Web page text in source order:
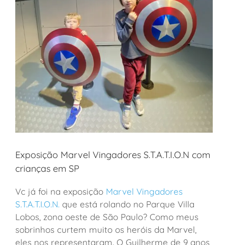
Exposição Marvel Vingadores S.T.A.T.I.O.N com
crianças em SP
Vc já foi na exposição Marvel Vingadores
S.T.A.T.I.O.N. que está rolando no Parque Villa
Lobos, zona oeste de São Paulo? Como meus
sobrinhos curtem muito os heróis da Marvel,
eles nos representaram. O Guilherme de 9 anos